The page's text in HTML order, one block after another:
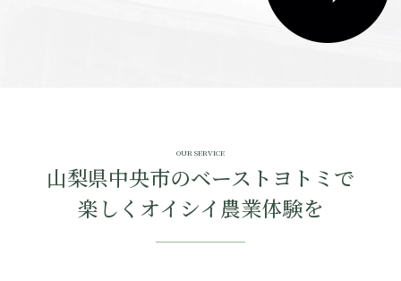
OUR SERVICE
山梨県中央市のベーストヨトミで
楽しくオイシイ農業体験を